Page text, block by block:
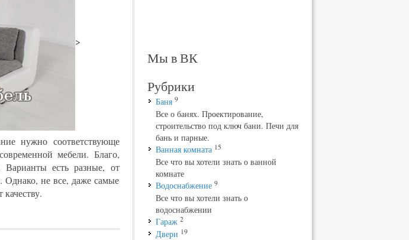
>
нужно соответствующе
мебели. Благо,
есть разные, от
Однако, не все, даже самые
Мы в ВК
Рубрики
Баня 9
Все о банях. Проектирование,
строительство под ключ бани. Печи для
бань и парные.
Ванная комната 15
Все что вы хотели знать о ванной
комнате
Водоснабжение 9
Все что вы хотели знать о
водоснабжении
Гараж 2
Двери 19